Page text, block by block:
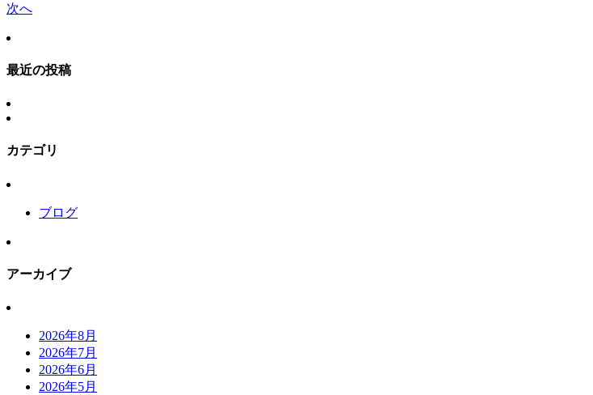
次へ
最近の投稿
カテゴリ
ブログ
アーカイブ
2026年8月
2026年7月
2026年6月
2026年5月